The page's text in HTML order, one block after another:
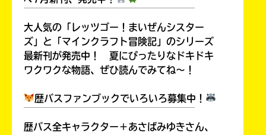
大人気の「レッツゴー！まいぜんシスター
ズ」と「マインクラフト冒険記」のシリーズ
最新刊が発売中！ 夏にぴったりなドキドキ
ワクワクな物語、ぜひ読んでみてね～！
歴バスファンブックでいろいろ募集中！
歴バス全キャラクター＋あさばみゆきさん、